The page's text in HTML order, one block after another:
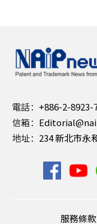
電話： +886-2-8923-
信箱：
地址： 234 新北市永
服務條款